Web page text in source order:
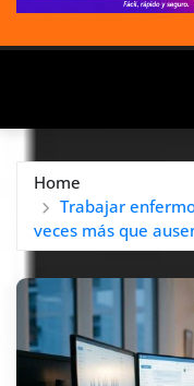
Home
Trabajar
veces más que